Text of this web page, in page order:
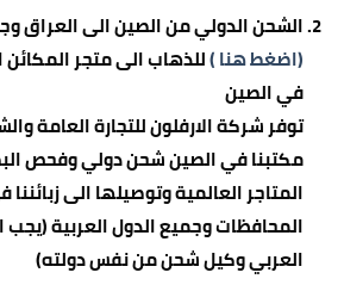
الشحن الدولي من الصين الى العراق
(اضغط هنا )للذهاب الى متجر
في الصين
توفر شركة الارفلون للتجارة العامة
مكتبنا في الصين شحن دولي وفحص
المتاجر العالمية وتوصيلها الى
المحافظات وجميع الدول العربية (يجب
العربي وكيل شحن من نفس دولته)